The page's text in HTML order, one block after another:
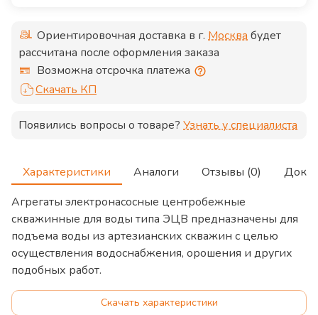
Ориентировочная доставка в г. Москвабудет
рассчитана после оформления заказа
Возможна отсрочка платежа
Скачать КП
Появились вопросы о товаре? Узнать у специалиста
Характеристики Аналоги Отзывы (0)
Агрегаты электронасосные центробежные
скважинные для воды типа ЭЦВ предназначены для
подъема воды из артезианских скважин с целью
осуществления водоснабжения, орошения и других
подобных работ.
Скачать характеристики